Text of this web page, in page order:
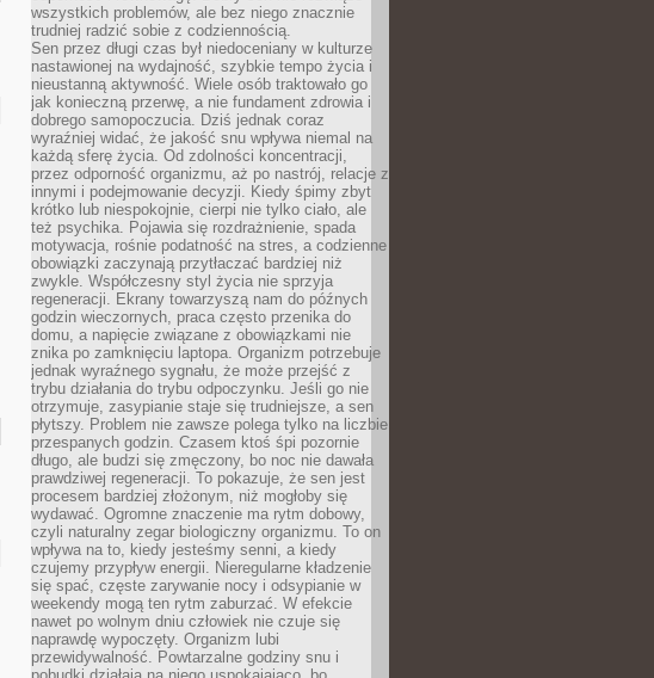
wszystkich problemów, ale bez niego znacznie
trudniej radzić sobie z codziennością.
Sen przez długi czas był niedoceniany w kulturze
nastawionej na wydajność, szybkie tempo życia i
nieustanną aktywność. Wiele osób traktowało go
jak konieczną przerwę, a nie fundament zdrowia i
dobrego samopoczucia. Dziś jednak coraz
wyraźniej widać, że jakość snu wpływa niemal na
każdą sferę życia. Od zdolności koncentracji,
przez odporność organizmu, aż po nastrój, relacje z
innymi i podejmowanie decyzji. Kiedy śpimy zbyt
krótko lub niespokojnie, cierpi nie tylko ciało, ale
też psychika. Pojawia się rozdrażnienie, spada
motywacja, rośnie podatność na stres, a codzienne
obowiązki zaczynają przytłaczać bardziej niż
zwykle. Współczesny styl życia nie sprzyja
regeneracji. Ekrany towarzyszą nam do późnych
godzin wieczornych, praca często przenika do
domu, a napięcie związane z obowiązkami nie
znika po zamknięciu laptopa. Organizm potrzebuje
jednak wyraźnego sygnału, że może przejść z
trybu działania do trybu odpoczynku. Jeśli go nie
otrzymuje, zasypianie staje się trudniejsze, a sen
płytszy. Problem nie zawsze polega tylko na liczbie
przespanych godzin. Czasem ktoś śpi pozornie
długo, ale budzi się zmęczony, bo noc nie dawała
prawdziwej regeneracji. To pokazuje, że sen jest
procesem bardziej złożonym, niż mogłoby się
wydawać. Ogromne znaczenie ma rytm dobowy,
czyli naturalny zegar biologiczny organizmu. To on
wpływa na to, kiedy jesteśmy senni, a kiedy
czujemy przypływ energii. Nieregularne kładzenie
się spać, częste zarywanie nocy i odsypianie w
weekendy mogą ten rytm zaburzać. W efekcie
nawet po wolnym dniu człowiek nie czuje się
naprawdę wypoczęty. Organizm lubi
przewidywalność. Powtarzalne godziny snu i